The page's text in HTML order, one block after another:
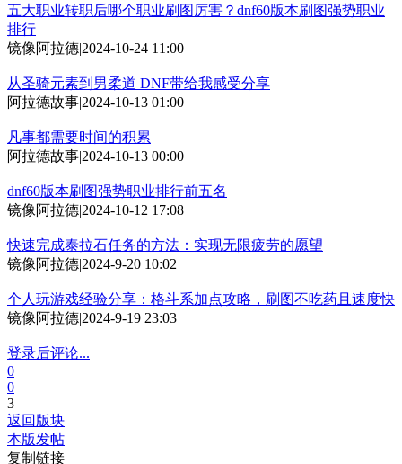
五大职业转职后哪个职业刷图厉害？dnf60版本刷图强势职业
排行
镜像阿拉德|2024-10-24 11:00
从圣骑元素到男柔道 DNF带给我感受分享
阿拉德故事|2024-10-13 01:00
凡事都需要时间的积累
阿拉德故事|2024-10-13 00:00
dnf60版本刷图强势职业排行前五名
镜像阿拉德|2024-10-12 17:08
快速完成泰拉石任务的方法：实现无限疲劳的愿望
镜像阿拉德|2024-9-20 10:02
个人玩游戏经验分享：格斗系加点攻略，刷图不吃药且速度快
镜像阿拉德|2024-9-19 23:03
登录后评论...
0
0
3
返回版块
本版发帖
复制链接